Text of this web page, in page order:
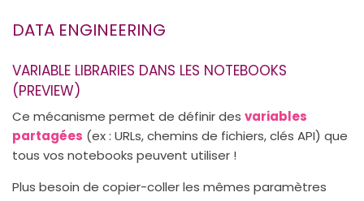
DATA ENGINEERING
VARIABLE LIBRARIES DANS LES NOTEBOOKS
(PREVIEW)
Ce mécanisme permet de définir des variables
partagées (ex : URLs, chemins de fichiers, clés API) que
tous vos notebooks peuvent utiliser !
Plus besoin de copier-coller les mêmes paramètres